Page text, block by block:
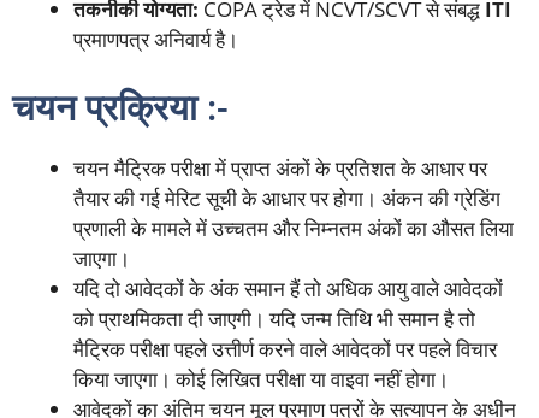
तकनीकी योग्यता: COPA ट्रेड में NCVT/SCVT से संबद्ध ITI
प्रमाणपत्र अनिवार्य है।
चयन प्रक्रिया :-
चयन मैट्रिक परीक्षा में प्राप्त अंकों के प्रतिशत के आधार पर
तैयार की गई मेरिट सूची के आधार पर होगा। अंकन की ग्रेडिंग
प्रणाली के मामले में उच्चतम और निम्नतम अंकों का औसत लिया
जाएगा।
यदि दो आवेदकों के अंक समान हैं तो अधिक आयु वाले आवेदकों
को प्राथमिकता दी जाएगी। यदि जन्म तिथि भी समान है तो
मैट्रिक परीक्षा पहले उत्तीर्ण करने वाले आवेदकों पर पहले विचार
किया जाएगा। कोई लिखित परीक्षा या वाइवा नहीं होगा।
आवेदकों का अंतिम चयन मूल प्रमाण पत्रों के सत्यापन के अधीन